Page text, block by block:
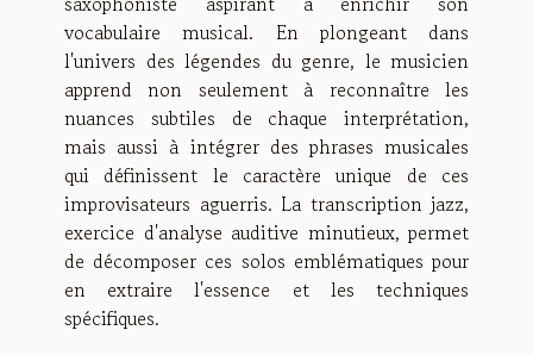
vocabulaire musical. En plongeant dans
l'univers des légendes du genre, le musicien
apprend non seulement à reconnaître les
nuances subtiles de chaque interprétation,
mais aussi à intégrer des phrases musicales
qui définissent le caractère unique de ces
improvisateurs aguerris. La transcription jazz,
exercice d'analyse auditive minutieux, permet
de décomposer ces solos emblématiques pour
en extraire l'essence et les techniques
spécifiques.